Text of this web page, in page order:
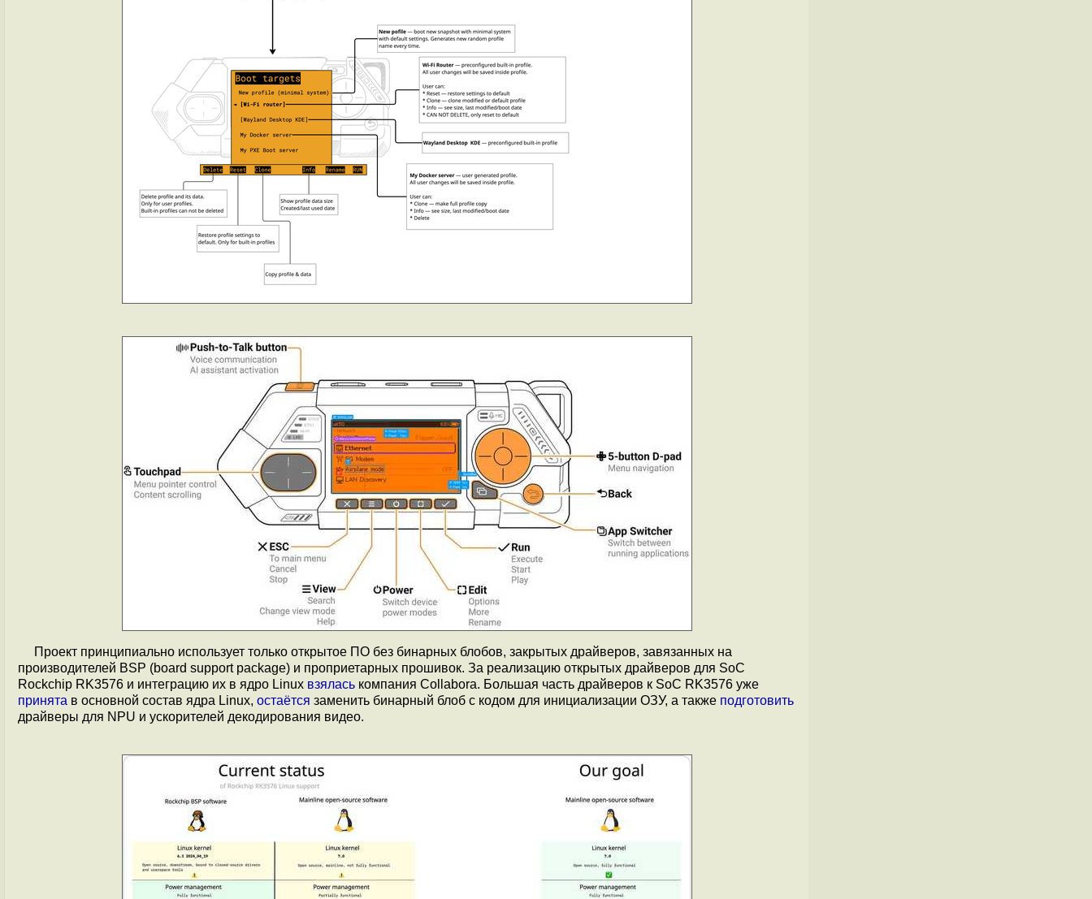
Проект принципиально использует только открытое ПО без бинарных блобов, закрытых драйверов, завязанных на
производителей BSP (board support package) и проприетарных прошивок. За реализацию открытых драйверов для SoC
Rockchip RK3576 и интеграцию их в ядро Linux взялась компания Collabora. Большая часть драйверов к SoC RK3576 уже
принята в основной состав ядра Linux, остаётся заменить бинарный блоб с кодом для инициализации ОЗУ, а также подготовить
драйверы для NPU и ускорителей декодирования видео.